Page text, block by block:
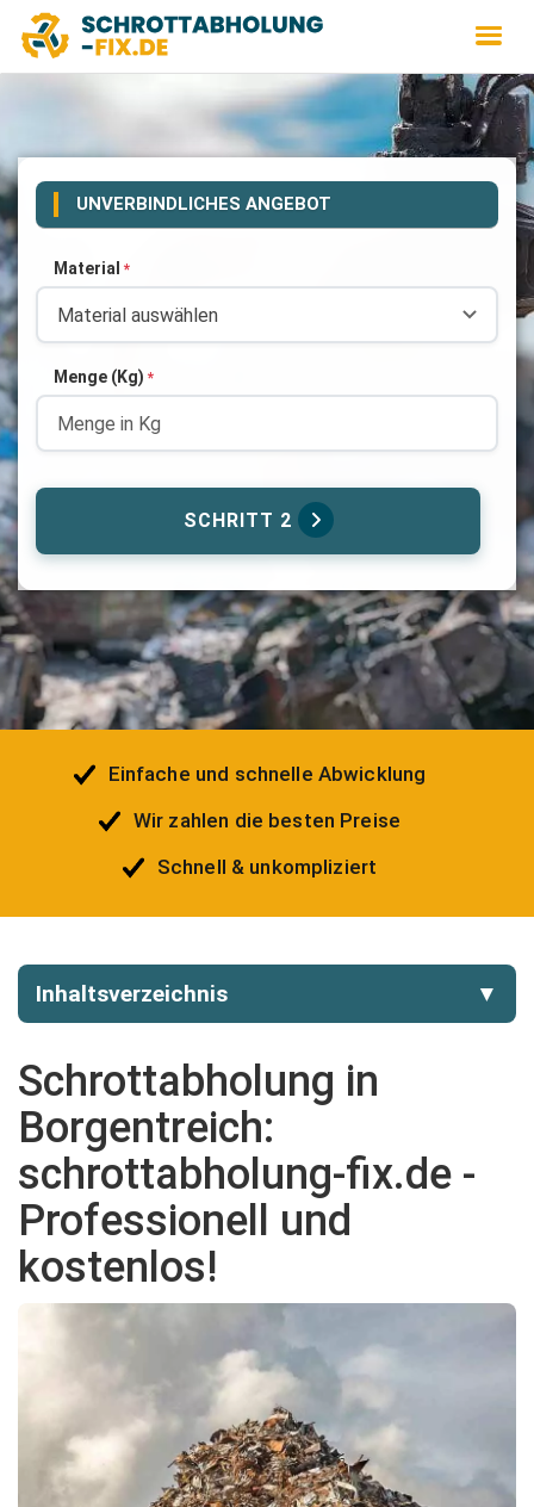
UNVERBINDLICHES ANGEBOT
Material *
Menge (Kg) *
SCHRITT 2
Einfache und schnelle Abwicklung
Wir zahlen die besten Preise
Schnell & unkompliziert
Inhaltsverzeichnis ▼
Schrottabholung in
Borgentreich:
schrottabholung-fix.de -
Professionell und
kostenlos!